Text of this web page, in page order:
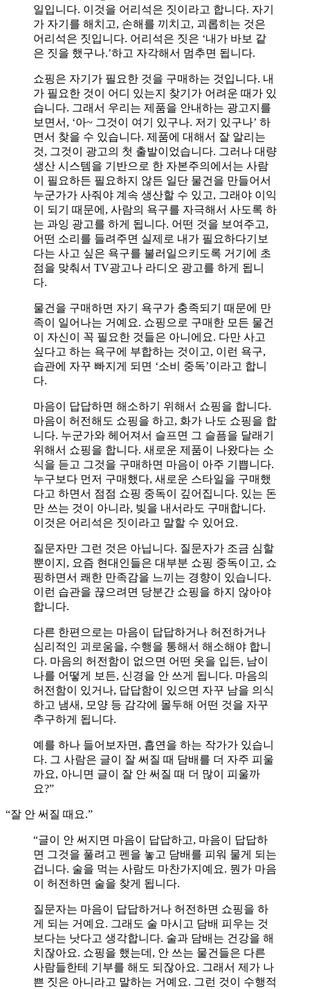
일입니다. 이것을 어리석은 짓이라고 합니다. 자기
가 자기를 해치고, 손해를 끼치고, 괴롭히는 것은
어리석은 짓입니다. 어리석은 짓은 ‘내가 바보 같
은 짓을 했구나.’하고 자각해서 멈추면 됩니다.
쇼핑은 자기가 필요한 것을 구매하는 것입니다. 내
가 필요한 것이 어디 있는지 찾기가 어려운 때가 있
습니다. 그래서 우리는 제품을 안내하는 광고지를
보면서, ‘아~ 그것이 여기 있구나. 저기 있구나’ 하
면서 찾을 수 있습니다. 제품에 대해서 잘 알리는
것, 그것이 광고의 첫 출발이었습니다. 그러나 대량
생산 시스템을 기반으로 한 자본주의에서는 사람
이 필요하든 필요하지 않든 일단 물건을 만들어서
누군가가 사줘야 계속 생산할 수 있고, 그래야 이익
이 되기 때문에, 사람의 욕구를 자극해서 사도록 하
는 과잉 광고를 하게 됩니다. 어떤 것을 보여주고,
어떤 소리를 들려주면 실제로 내가 필요하다기보
다는 사고 싶은 욕구를 불러일으키도록 거기에 초
점을 맞춰서 TV광고나 라디오 광고를 하게 됩니
다.
물건을 구매하면 자기 욕구가 충족되기 때문에 만
족이 일어나는 거예요. 쇼핑으로 구매한 모든 물건
이 자신이 꼭 필요한 것들은 아니에요. 다만 사고
싶다고 하는 욕구에 부합하는 것이고, 이런 욕구,
습관에 자꾸 빠지게 되면 ‘소비 중독’이라고 합니
다.
마음이 답답하면 해소하기 위해서 쇼핑을 합니다.
마음이 허전해도 쇼핑을 하고, 화가 나도 쇼핑을 합
니다. 누군가와 헤어져서 슬프면 그 슬픔을 달래기
위해서 쇼핑을 합니다. 새로운 제품이 나왔다는 소
식을 듣고 그것을 구매하면 마음이 아주 기쁩니다.
누구보다 먼저 구매했다, 새로운 스타일을 구매했
다고 하면서 점점 쇼핑 중독이 깊어집니다. 있는 돈
만 쓰는 것이 아니라, 빚을 내서라도 구매합니다.
이것은 어리석은 짓이라고 말할 수 있어요.
질문자만 그런 것은 아닙니다. 질문자가 조금 심할
뿐이지, 요즘 현대인들은 대부분 쇼핑 중독이고, 쇼
핑하면서 쾌한 만족감을 느끼는 경향이 있습니다.
이런 습관을 끊으려면 당분간 쇼핑을 하지 않아야
합니다.
다른 한편으로는 마음이 답답하거나 허전하거나
심리적인 괴로움을, 수행을 통해서 해소해야 합니
다. 마음의 허전함이 없으면 어떤 옷을 입든, 남이
나를 어떻게 보든, 신경을 안 쓰게 됩니다. 마음의
허전함이 있거나, 답답함이 있으면 자꾸 남을 의식
하고 냄새, 모양 등 감각에 몰두해 어떤 것을 자꾸
추구하게 됩니다.
예를 하나 들어보자면, 흡연을 하는 작가가 있습니
다. 그 사람은 글이 잘 써질 때 담배를 더 자주 피울
까요, 아니면 글이 잘 안 써질 때 더 많이 피울까
요?”
“잘 안 써질 때요.”
“글이 안 써지면 마음이 답답하고, 마음이 답답하
면 그것을 풀려고 펜을 놓고 담배를 피워 물게 되는
겁니다. 술을 먹는 사람도 마찬가지예요. 뭔가 마음
이 허전하면 술을 찾게 됩니다.
질문자는 마음이 답답하거나 허전하면 쇼핑을 하
게 되는 거예요. 그래도 술 마시고 담배 피우는 것
보다는 낫다고 생각합니다. 술과 담배는 건강을 해
치잖아요. 쇼핑을 했는데, 안 쓰는 물건들은 다른
사람들한테 기부를 해도 되잖아요. 그래서 제가 나
쁜 짓은 아니라고 말하는 거예요. 그런 것이 수행적